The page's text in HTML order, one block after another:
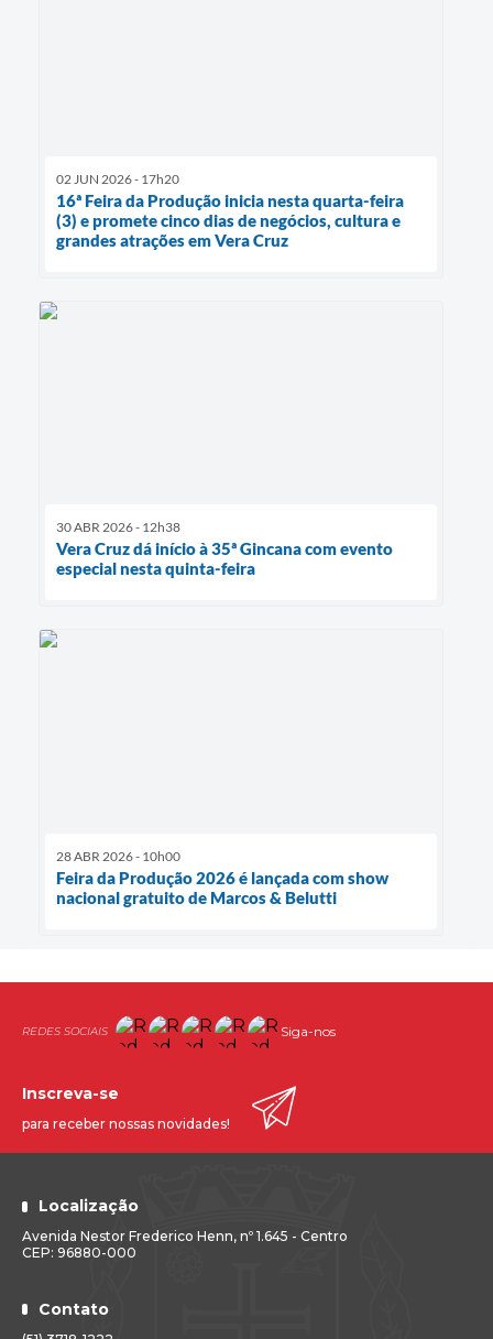
02 JUN 2026 - 17h20
16ª Feira da Produção inicia nesta quarta-feira
(3) e promete cinco dias de negócios, cultura e
grandes atrações em Vera Cruz
30 ABR 2026 - 12h38
Vera Cruz dá início à 35ª Gincana com evento
especial nesta quinta-feira
28 ABR 2026 - 10h00
Feira da Produção 2026 é lançada com show
nacional gratuito de Marcos & Belutti
Siga-nos
Localização
Avenida Nestor Frederico Henn, nº 1.645 - Centro
CEP: 96880-000
Contato
Inscreva-se
para receber nossas novidades!